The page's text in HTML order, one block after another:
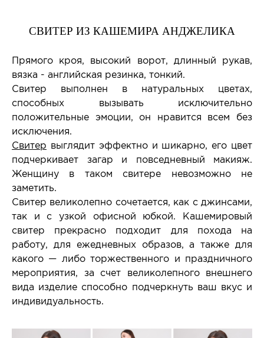
СВИТЕР ИЗ КАШЕМИРА АНДЖЕЛИКА
Прямого кроя, высокий ворот, длинный рукав,
вязка - английская резинка, тонкий.
Свитер выполнен в натуральных цветах,
способных вызывать исключительно
положительные эмоции, он нравится всем без
исключения.
Свитер выглядит эффектно и шикарно, его цвет
подчеркивает загар и повседневный макияж.
Женщину в таком свитере невозможно не
заметить.
Свитер великолепно сочетается, как с джинсами,
так и с узкой офисной юбкой. Кашемировый
свитер прекрасно подходит для похода на
работу, для ежедневных образов, а также для
какого — либо торжественного и праздничного
мероприятия, за счет великолепного внешнего
вида изделие способно подчеркнуть ваш вкус и
индивидуальность.